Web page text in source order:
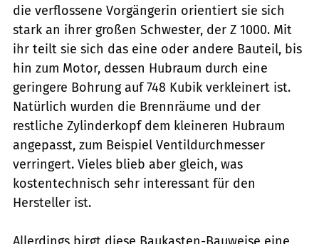
die verflossene Vorgängerin orientiert sie sich
stark an ihrer großen Schwester, der Z 1000. Mit
ihr teilt sie sich das eine oder andere Bauteil, bis
hin zum Motor, dessen Hubraum durch eine
geringere Bohrung auf 748 Kubik verkleinert ist.
Natürlich wurden die Brennräume und der
restliche Zylinderkopf dem kleineren Hubraum
angepasst, zum Beispiel Ventildurchmesser
verringert. Vieles blieb aber gleich, was
kostentechnisch sehr interessant für den
Hersteller ist.